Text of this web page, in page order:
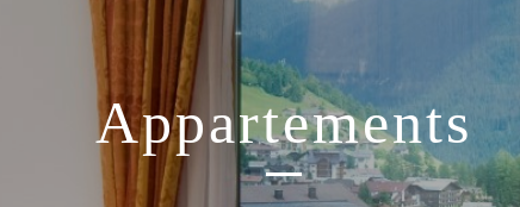
Appartements